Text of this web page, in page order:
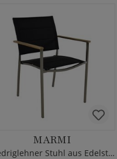
MARMI
Niedriglehner Stuhl aus Edelstahl